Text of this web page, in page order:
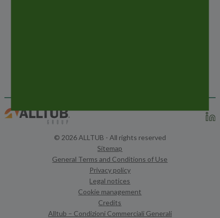
© 2026 ALLTUB - All rights reserved
Sitemap
General Terms and Conditions of Use
Privacy policy
Legal notices
Cookie management
Credits
Alltub – Condizioni Commerciali Generali